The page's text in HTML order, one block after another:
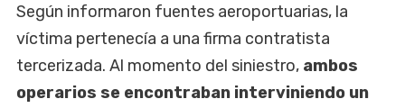
Según informaron fuentes aeroportuarias, la
víctima pertenecía a una firma contratista
tercerizada. Al momento del siniestro, ambos
operarios se encontraban interviniendo un